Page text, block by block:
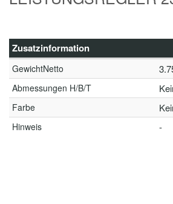
Zusatzinformation
GewichtNetto
Abmessungen H/B/T
Farbe
Hinweis -